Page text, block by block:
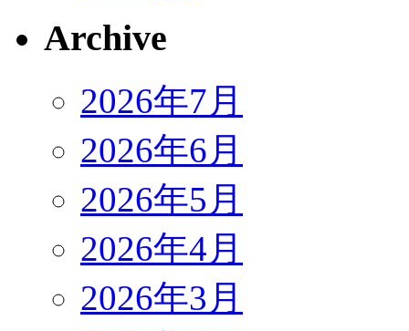
Archive
2026年7月
2026年6月
2026年5月
2026年4月
2026年3月